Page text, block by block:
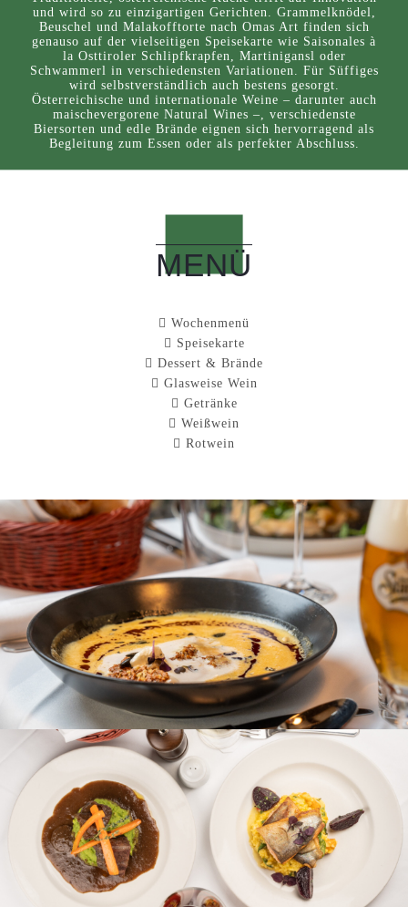
und wird so zu einzigartigen Gerichten. Grammelknödel,
Beuschel und Malakofftorte nach Omas Art finden sich
genauso auf der vielseitigen Speisekarte wie Saisonales à
la Osttiroler Schlipfkrapfen, Martinigansl oder
Schwammerl in verschiedensten Variationen. Für Süffiges
wird selbstverständlich auch bestens gesorgt.
Österreichische und internationale Weine – darunter auch
maischevergorene Natural Wines –, verschiedenste
Biersorten und edle Brände eignen sich hervorragend als
Begleitung zum Essen oder als perfekter Abschluss.
MENÜ
Wochenmenü
Speisekarte
Dessert & Brände
Glasweise Wein
Getränke
Weißwein
Rotwein